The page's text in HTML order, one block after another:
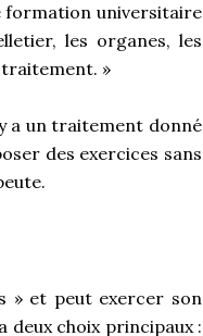
formation universitaire
les organes, les
traitement. »
a un traitement donné
des exercices sans
» et peut exercer son
deux choix principaux :